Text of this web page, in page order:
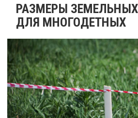
РАЗМЕРЫ
ДЛЯ МНОГОДЕТНЫХ